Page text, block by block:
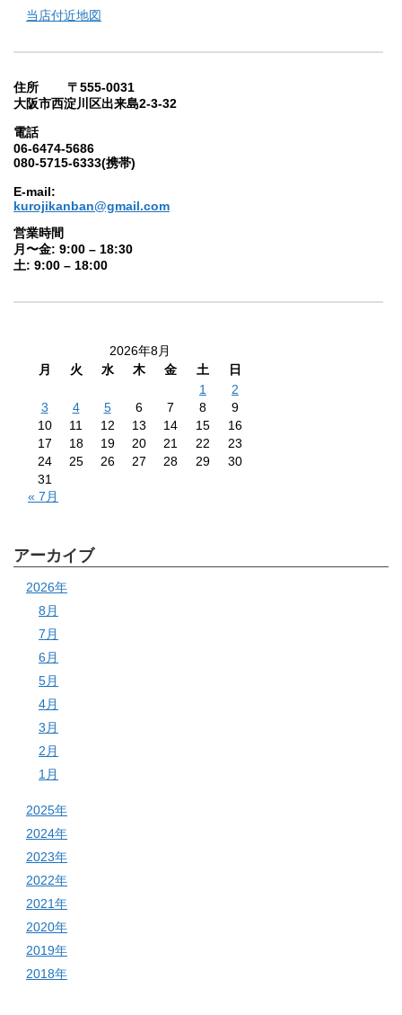
当店付近地図
住所 〒555-0031
大阪市西淀川区出来島2-3-32
電話
06-6474-5686
080-5715-6333(携帯)
E-mail:
kurojikanban@gmail.com
営業時間
月〜金: 9:00 – 18:30
土: 9:00 – 18:00
2026年8月
月
火 水 木 金 土
日
1
2
3
4 5 6 7 8
9
10
11 12 13 14 15
16
17
18 19 20 21 22
23
24
25 26 27 28 29
30
31
« 7月
アーカイブ
2026年
8月
7月
6月
5月
4月
3月
2月
1月
2025年
2024年
2023年
2022年
2021年
2020年
2019年
2018年